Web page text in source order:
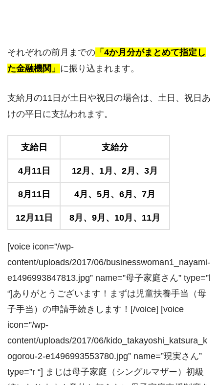
それぞれの前月までの 「4か月分がまとめて指定し
た金融機関」 に振り込まれます。
支給月の11日が土日や祝日の場合は、土日、祝日あ
けの平日に支払われます。
支給日 支給分
4月11日 12月、1月、2月、3月
8月11日 4月、5月、6月、7月
12月11日 8月、9月、10月、11月
[voice icon=”/wp-
content/uploads/2017/06/businesswoman1_nayami-
e1496993847813.jpg” name=”母子家庭さん” type=”l
“]ありがとうございます！まずは児童扶養手当（母
子手当）の申請手続きします！[/voice] [voice
icon=”/wp-
content/uploads/2017/06/kido_takayoshi_katsura_k
ogorou-2-e1496993553780.jpg” name=”現実さん”
type=”r “] まじは母子家庭（シングルマザー）初級